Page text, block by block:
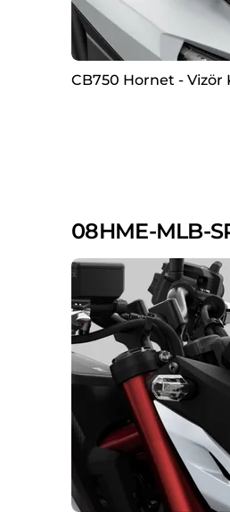
CB750 Hornet - Vizör
08HME-MLB-